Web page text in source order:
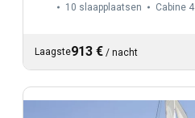
10 slaapplaatsen Cabine 4
Laagste913 € / nacht